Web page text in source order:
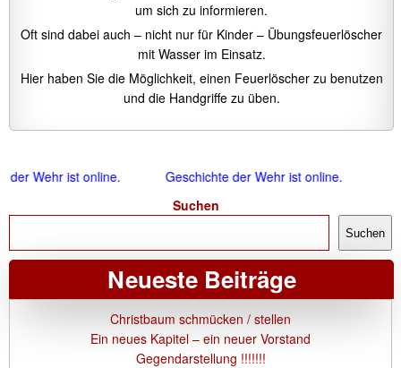
um sich zu informieren.
Oft sind dabei auch – nicht nur für Kinder – Übungsfeuerlöscher
mit Wasser im Einsatz.
Hier haben Sie die Möglichkeit, einen Feuerlöscher zu benutzen
und die Handgriffe zu üben.
der Wehr ist online.
Geschichte der Wehr ist online.
Suchen
Suchen
Neueste Beiträge
Christbaum schmücken / stellen
Ein neues Kapitel – ein neuer Vorstand
Gegendarstellung !!!!!!!